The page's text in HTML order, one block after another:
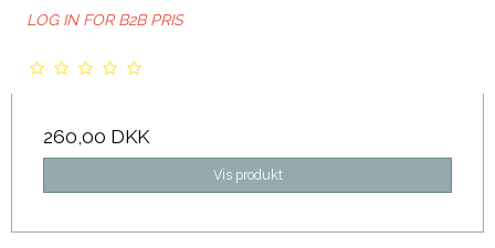
LOG IN FOR B2B PRIS
260,00 DKK
Vis produkt